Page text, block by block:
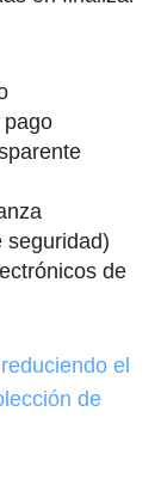
seguridad)
de
reduciendo el
de